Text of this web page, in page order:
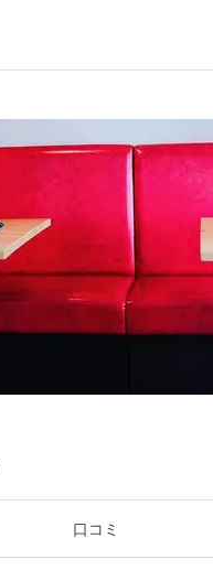
口コミ